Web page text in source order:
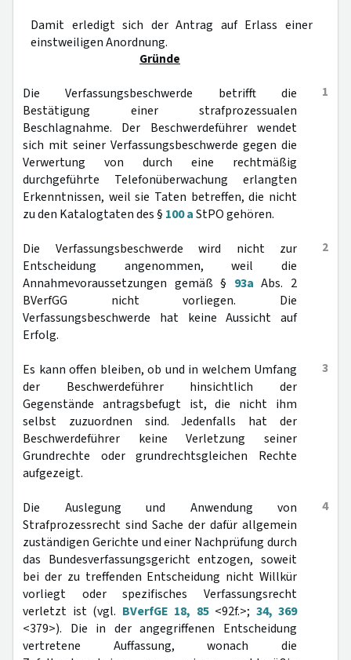
Damit erledigt sich der Antrag auf Erlass einer
einstweiligen Anordnung.
Gründe
1
Die Verfassungsbeschwerde betrifft die
Bestätigung einer strafprozessualen
Beschlagnahme. Der Beschwerdeführer wendet
sich mit seiner Verfassungsbeschwerde gegen die
Verwertung von durch eine rechtmäßig
durchgeführte Telefonüberwachung erlangten
Erkenntnissen, weil sie Taten betreffen, die nicht
zu den Katalogtaten des § 100 aStPO gehören.
2
Die Verfassungsbeschwerde wird nicht zur
Entscheidung angenommen, weil die
Annahmevoraussetzungen gemäß § 93a Abs. 2
BVerfGG nicht vorliegen. Die
Verfassungsbeschwerde hat keine Aussicht auf
Erfolg.
3
Es kann offen bleiben, ob und in welchem Umfang
der Beschwerdeführer hinsichtlich der
Gegenstände antragsbefugt ist, die nicht ihm
selbst zuzuordnen sind. Jedenfalls hat der
Beschwerdeführer keine Verletzung seiner
Grundrechte oder grundrechtsgleichen Rechte
aufgezeigt.
4
Die Auslegung und Anwendung von
Strafprozessrecht sind Sache der dafür allgemein
zuständigen Gerichte und einer Nachprüfung durch
das Bundesverfassungsgericht entzogen, soweit
bei der zu treffenden Entscheidung nicht Willkür
vorliegt oder spezifisches Verfassungsrecht
verletzt ist (vgl. BVerfGE 18, 85<92f.>; 34, 369
<379>). Die in der angegriffenen Entscheidung
vertretene Auffassung, wonach die